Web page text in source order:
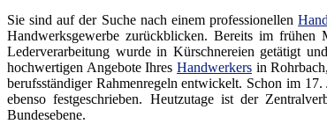
Sie sind auf der Suche nach einem professionellen
Handwerksgewerbe zurückblicken. Bereits im frühen
Lederverarbeitung wurde in Kürschnereien getätigt
hochwertigen Angebote Ihres Handwerkersin
berufsständiger Rahmenregeln entwickelt. Schon im
ebenso festgeschrieben. Heutzutage ist der
Bundesebene.